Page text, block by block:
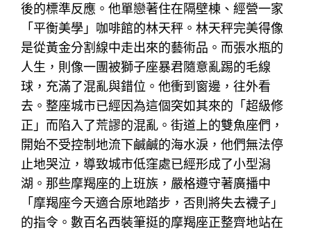
後的標準反應。他單戀著住在隔壁棟、經營一家
「平衡美學」咖啡館的林天秤。林天秤完美得像
是從黃金分割線中走出來的藝術品。而張水瓶的
人生，則像一團被獅子座暴君隨意亂踢的毛線
球，充滿了混亂與錯位。他衝到窗邊，往外看
去。整座城市已經因為這個突如其來的「超級修
正」而陷入了荒謬的混亂。街道上的雙魚座們，
開始不受控制地流下鹹鹹的海水淚，他們無法停
止地哭泣，導致城市低窪處已經形成了小型潟
湖。那些摩羯座的上班族，嚴格遵守著廣播中
「摩羯座今天適合原地踏步，否則將失去襪子」
的指令。數百名西裝筆挺的摩羯座正整齊地站在